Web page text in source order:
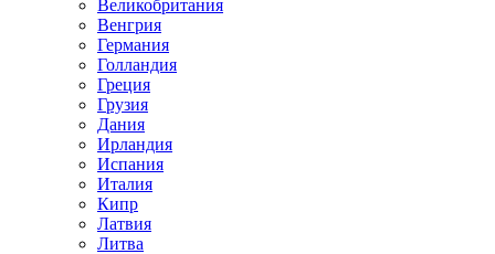
Великобритания
Венгрия
Германия
Голландия
Греция
Грузия
Дания
Ирландия
Испания
Италия
Кипр
Латвия
Литва